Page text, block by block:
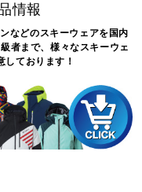
情報
などのスキーウェアを国内
者まで、様々なスキーウェ
ております！